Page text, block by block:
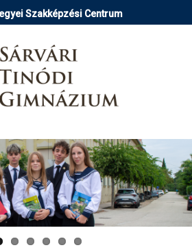
Szakképzési Centrum